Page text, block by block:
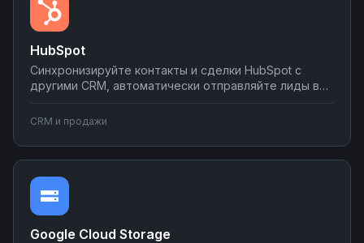
HubSpot
Синхронизируйте контакты и сделки HubSpot с
другими CRM, автоматически отправляйте лиды в
в планировщиках при изменении статуса сделки.
Настраивайте двусторонний обмен данными без
программирования на платформе Nodul.
CRM и продажи
Google Cloud Storage